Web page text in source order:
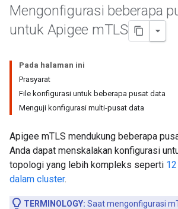
Mengonfigurasi beberapa
untuk Apigee mTLS
Pada halaman ini
Prasyarat
File konfigurasi untuk beberapa pusat data
Menguji konfigurasi multi-pusat data
Apigee mTLS mendukung beberapa
Anda dapat menskalakan konfigurasi
topologi yang lebih kompleks seperti
dalam cluster.
TERMINOLOGY: Saat mengonfigurasi